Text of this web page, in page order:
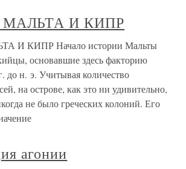
МАЛЬТА И КИПР
И КИПР Начало истории Мальты
основавшие здесь факторию
до н. э. Учитывая количество
на острове, как это ни удивительно,
не было греческих колоний. Его
агонии